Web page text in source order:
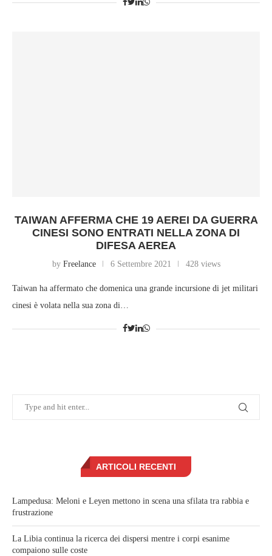
TAIWAN AFFERMA CHE 19 AEREI DA GUERRA
CINESI SONO ENTRATI NELLA ZONA DI
DIFESA AEREA
by Freelance 6 Settembre 2021 428 views
Taiwan ha affermato che domenica una grande incursione di jet militari
cinesi è volata nella sua zona di…
ARTICOLI RECENTI
Lampedusa: Meloni e Leyen mettono in scena una sfilata tra rabbia e
frustrazione
La Libia continua la ricerca dei dispersi mentre i corpi esanime
compaiono sulle coste